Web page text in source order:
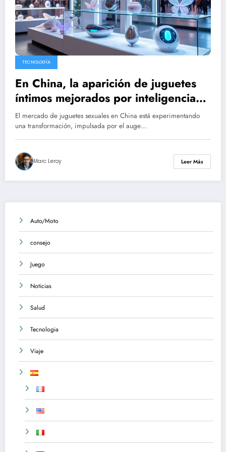
TECNOLOGÍA
En China, la aparición de juguetes
íntimos mejorados por inteligencia
artificial
El mercado de juguetes sexuales en China está experimentando
una transformación, impulsada por el auge…
Marc Leroy Leer Más
Auto/Moto
consejo
Juego
Noticias
Salud
Tecnologia
Viaje